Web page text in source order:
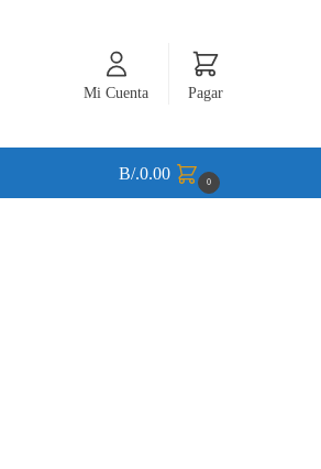
Mi Cuenta Pagar
B/.0.00 0